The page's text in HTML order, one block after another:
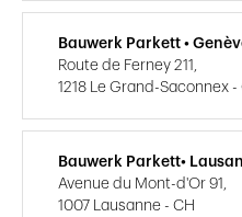
Bauwerk Parkett •
Route de Ferney 211,
1218 Le Grand-Saconnex -
Bauwerk Parkett•
Avenue du Mont-d'Or 91,
1007 Lausanne - CH